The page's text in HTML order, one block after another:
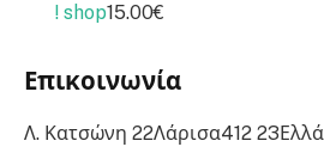
! shop15.00€
Επικοινωνία
Λ. Κατσώνη 22Λάρισα412